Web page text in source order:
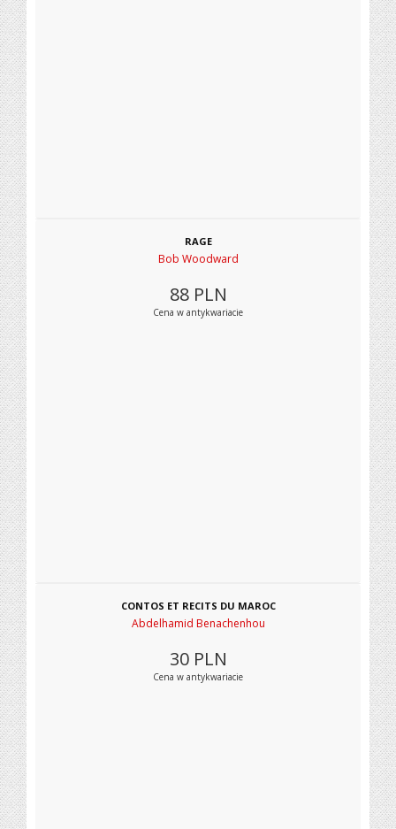
RAGE
Bob Woodward
88 PLN
Cena w antykwariacie
CONTOS ET RECITS DU MAROC
Abdelhamid Benachenhou
30 PLN
Cena w antykwariacie